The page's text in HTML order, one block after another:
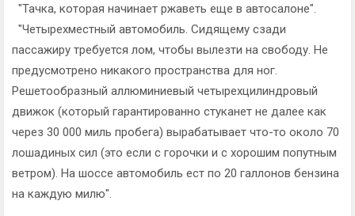
"Тачка, которая начинает ржаветь еще в автосалоне".
"Четырехместный автомобиль. Сидящему сзади
пассажиру требуется лом, чтобы вылезти на свободу. Не
предусмотрено никакого пространства для ног.
Решетообразный аллюминиевый четырехцилиндровый
движок (который гарантированно стуканет не далее как
через 30 000 миль пробега) вырабатывает что-то около 70
лошадиных сил (это если с горочки и с хорошим попутным
ветром). На шоссе автомобиль ест по 20 галлонов бензина
на каждую милю".